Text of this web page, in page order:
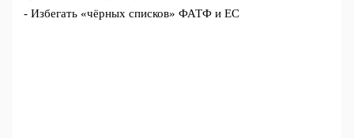
- Избегать «чёрных списков» ФАТФ и ЕС